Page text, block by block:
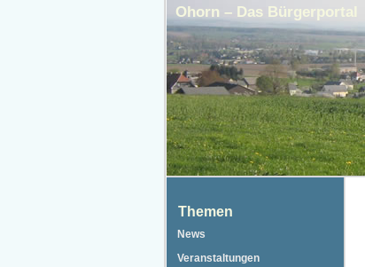
Ohorn – Das Bürgerportal
Themen
News
Veranstaltungen